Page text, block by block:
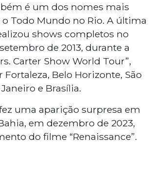
é um dos nomes mais
Todo Mundo no Rio. A última
shows completos no
de 2013, durante a
Carter Show World Tour”,
Fortaleza, Belo Horizonte, São
e Brasília.
uma aparição surpresa em
em dezembro de 2023,
do filme “Renaissance”.